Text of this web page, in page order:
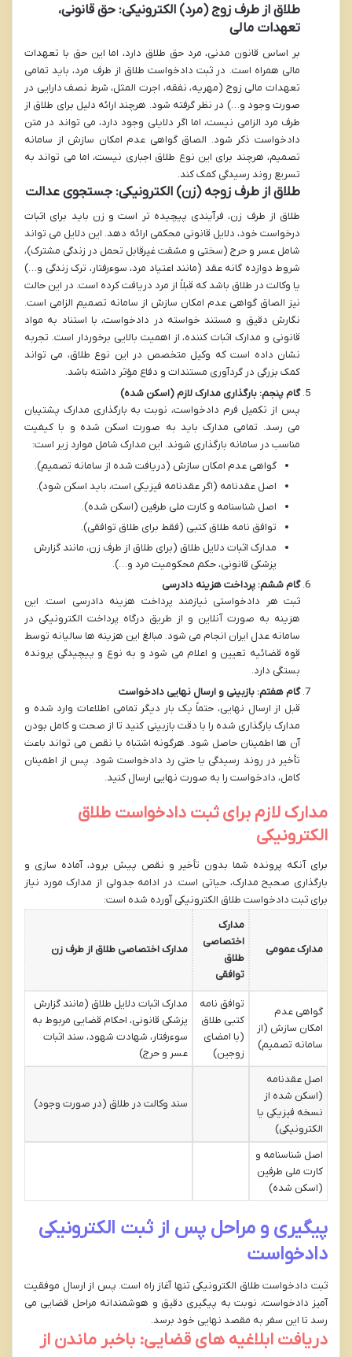
طلاق از طرف زوج (مرد) الکترونیکی: حق قانونی،
تعهدات مالی
بر اساس قانون مدنی، مرد حق طلاق دارد، اما این حق با تعهدات
مالی همراه است. در ثبت دادخواست طلاق از طرف مرد، باید تمامی
تعهدات مالی زوج (مهریه، نفقه، اجرت المثل، شرط نصف دارایی در
صورت وجود و…) در نظر گرفته شود. هرچند ارائه دلیل برای طلاق از
طرف مرد الزامی نیست، اما اگر دلایلی وجود دارد، می تواند در متن
دادخواست ذکر شود. الصاق گواهی عدم امکان سازش از سامانه
تصمیم، هرچند برای این نوع طلاق اجباری نیست، اما می تواند به
تسریع روند رسیدگی کمک کند.
طلاق از طرف زوجه (زن) الکترونیکی: جستجوی عدالت
طلاق از طرف زن، فرآیندی پیچیده تر است و زن باید برای اثبات
درخواست خود، دلایل قانونی محکمی ارائه دهد. این دلایل می تواند
شامل عسر و حرج (سختی و مشقت غیرقابل تحمل در زندگی مشترک)،
شروط دوازده گانه عقد (مانند اعتیاد مرد، سوءرفتار، ترک زندگی و…)
یا وکالت در طلاق باشد که قبلاً از مرد دریافت کرده است. در این حالت
نیز الصاق گواهی عدم امکان سازش از سامانه تصمیم الزامی است.
نگارش دقیق و مستند خواسته در دادخواست، با استناد به مواد
قانونی و مدارک اثبات کننده، از اهمیت بالایی برخوردار است. تجربه
نشان داده است که وکیل متخصص در این نوع طلاق، می تواند
کمک بزرگی در گردآوری مستندات و دفاع مؤثر داشته باشد.
گام پنجم: بارگذاری مدارک لازم (اسکن شده)
پس از تکمیل فرم دادخواست، نوبت به بارگذاری مدارک پشتیبان
می رسد. تمامی مدارک باید به صورت اسکن شده و با کیفیت
مناسب در سامانه بارگذاری شوند. این مدارک شامل موارد زیر است:
گواهی عدم امکان سازش (دریافت شده از سامانه تصمیم).
اصل عقدنامه (اگر عقدنامه فیزیکی است، باید اسکن شود).
اصل شناسنامه و کارت ملی طرفین (اسکن شده).
توافق نامه طلاق کتبی (فقط برای طلاق توافقی).
مدارک اثبات دلایل طلاق (برای طلاق از طرف زن، مانند گزارش
پزشکی قانونی، حکم محکومیت مرد و…).
گام ششم: پرداخت هزینه دادرسی
ثبت هر دادخواستی نیازمند پرداخت هزینه دادرسی است. این
هزینه به صورت آنلاین و از طریق درگاه پرداخت الکترونیکی در
سامانه عدل ایران انجام می شود. مبالغ این هزینه ها سالیانه توسط
قوه قضائیه تعیین و اعلام می شود و به نوع و پیچیدگی پرونده
بستگی دارد.
گام هفتم: بازبینی و ارسال نهایی دادخواست
قبل از ارسال نهایی، حتماً یک بار دیگر تمامی اطلاعات وارد شده و
مدارک بارگذاری شده را با دقت بازبینی کنید تا از صحت و کامل بودن
آن ها اطمینان حاصل شود. هرگونه اشتباه یا نقص می تواند باعث
تأخیر در روند رسیدگی یا حتی رد دادخواست شود. پس از اطمینان
کامل، دادخواست را به صورت نهایی ارسال کنید.
مدارک لازم برای ثبت دادخواست طلاق
الکترونیکی
برای آنکه پرونده شما بدون تأخیر و نقص پیش برود، آماده سازی و
بارگذاری صحیح مدارک، حیاتی است. در ادامه جدولی از مدارک مورد نیاز
برای ثبت دادخواست طلاق الکترونیکی آورده شده است:
مدارک عمومی
مدارک
اختصاصی
طلاق
توافقی
مدارک اختصاصی طلاق از طرف زن
گواهی عدم
امکان سازش (از
سامانه تصمیم)
توافق نامه
کتبی طلاق
(با امضای
زوجین)
مدارک اثبات دلایل طلاق (مانند گزارش
پزشکی قانونی، احکام قضایی مربوط به
سوءرفتار، شهادت شهود، سند اثبات
عسر و حرج)
اصل عقدنامه
(اسکن شده از
نسخه فیزیکی یا
الکترونیکی)
سند وکالت در طلاق (در صورت وجود)
اصل شناسنامه و
کارت ملی طرفین
(اسکن شده)
پیگیری و مراحل پس از ثبت الکترونیکی
دادخواست
ثبت دادخواست طلاق الکترونیکی تنها آغاز راه است. پس از ارسال موفقیت
آمیز دادخواست، نوبت به پیگیری دقیق و هوشمندانه مراحل قضایی می
رسد تا این سفر به مقصد نهایی خود برسد.
دریافت ابلاغیه های قضایی: باخبر ماندن از